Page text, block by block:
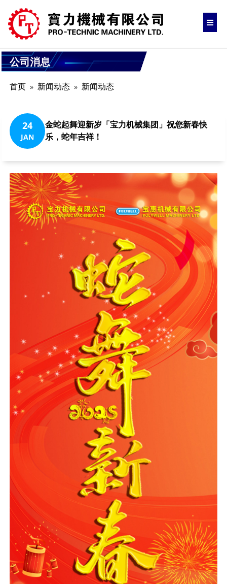
公司消息
首页 新闻动态 新闻动态
24
JAN
金蛇起舞迎新岁「宝力机械集团」祝您新春快
乐，蛇年吉祥！